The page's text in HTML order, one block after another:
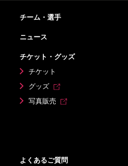
チーム・選手
ニュース
チケット・グッズ
チケット
グッズ
写真販売
よくあるご質問